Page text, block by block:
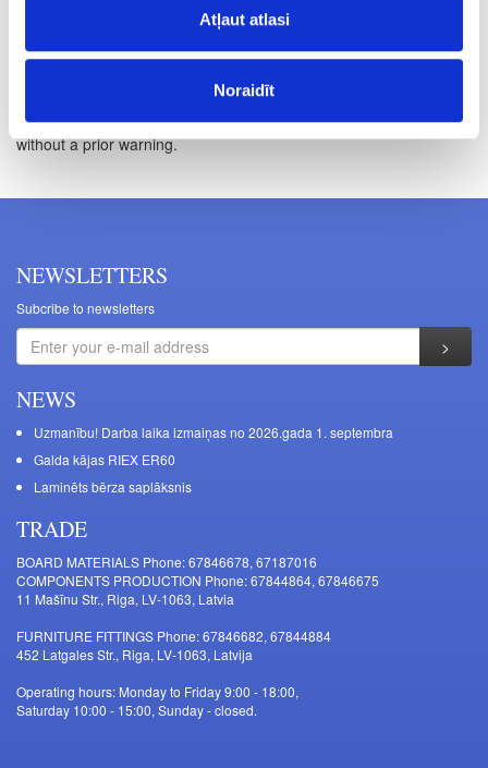
Atļaut atlasi
Noraidīt
Prices excluding VAT. The indicated prices may be changed
without a prior warning.
NEWSLETTERS
Subcribe to newsletters
NEWS
Uzmanību! Darba laika izmaiņas no 2026.gada 1. septembra
Galda kājas RIEX ER60
Laminēts bērza saplāksnis
TRADE
BOARD MATERIALS Phone: 67846678, 67187016
COMPONENTS PRODUCTION Phone: 67844864, 67846675
11 Mašīnu Str., Riga, LV-1063, Latvia
FURNITURE FITTINGS Phone: 67846682, 67844884
452 Latgales Str., Riga, LV-1063, Latvija
Operating hours: Monday to Friday 9:00 - 18:00,
Saturday 10:00 - 15:00, Sunday - closed.